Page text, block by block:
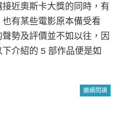
近奧斯卡大獎的同時，有
有某些電影原本備受看
勢及評價並不如以往，因
介紹的 5 部作品便是如
繼續閱讀